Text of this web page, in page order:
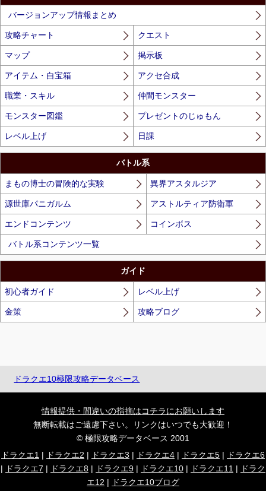
バージョンアップ情報まとめ
攻略チャート クエスト
マップ 掲示板
アイテム・白宝箱 アクセ合成
職業・スキル 仲間モンスター
モンスター図鑑 プレゼントのじゅもん
レベル上げ 日課
バトル系
まもの博士の冒険的な実験 異界アスタルジア
源世庫パニガルム アストルティア防衛軍
エンドコンテンツ コインボス
バトル系コンテンツ一覧
ガイド
初心者ガイド レベル上げ
金策 攻略ブログ
ドラクエ10極限攻略データベース
情報提供・間違いの指摘はコチラにお願いします
無断転載はご遠慮下さい。リンクはいつでも大歓迎！
© 極限攻略データベース 2001
ドラクエ1 | ドラクエ2 | ドラクエ3 | ドラクエ4 | ドラクエ5 |
ドラクエ6
|
ドラクエ7 | ドラクエ8 | ドラクエ9 | ドラクエ10 | ドラクエ11 |
ドラク
エ12 | ドラクエ10ブログ